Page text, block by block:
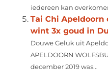
iedereen kan
Tai Chi Apeldoorn
wint 3x goud in
Douwe Geluk uit
APELDOORN
december 2019 was...